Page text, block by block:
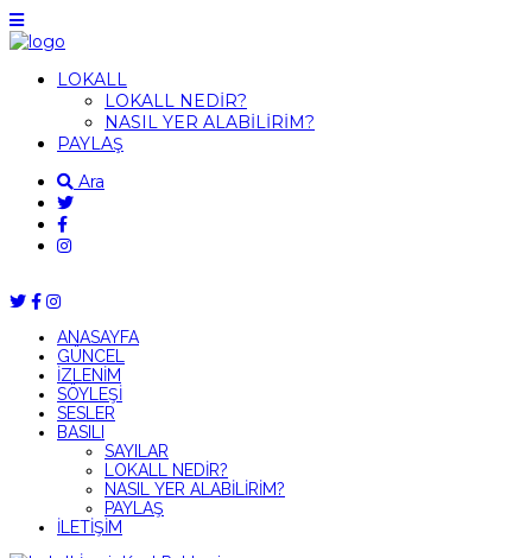
LOKALL
LOKALL NEDİR?
NASIL YER ALABİLİRİM?
PAYLAŞ
Ara
ANASAYFA
GÜNCEL
İZLENİM
SÖYLEŞİ
SESLER
BASILI
SAYILAR
LOKALL NEDİR?
NASIL YER ALABİLİRİM?
PAYLAŞ
İLETİŞİM